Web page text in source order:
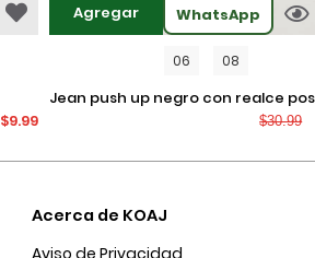
$9.99
Agregar WhatsApp
06 08
jean push up negro con realce posterior
$30.99
Acerca de KOAJ